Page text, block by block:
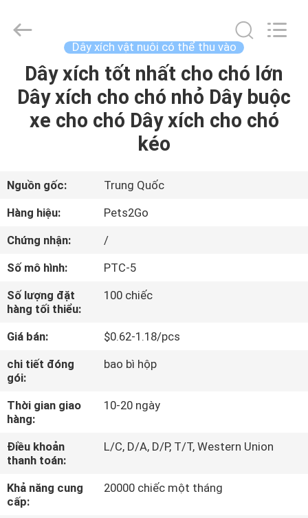
TRANG
CHỦ
PHẨM
VỀ
TÔI
THAM
QUAN
NHÀ
LIÊN
HỆ
CHÚNG
TÔI
2026
Ningbo
Reserved.
Dây xích vật nuôi có thể thu vào
Dây xích tốt nhất cho chó lớn
Dây xích cho chó nhỏ Dây buộc
xe cho chó Dây xích cho chó
kéo
Nguồn gốc:
Trung Quốc
Hàng hiệu:
Pets2Go
Chứng nhận:
/
Số mô hình:
PTC-5
Số lượng đặt
hàng tối thiểu:
100 chiếc
Giá bán:
$0.62-1.18/pcs
chi tiết đóng
gói:
bao bì hộp
Thời gian giao
hàng:
10-20 ngày
Điều khoản
thanh toán:
L/C, D/A, D/P, T/T, Western Union
Khả năng cung
cấp:
20000 chiếc một tháng